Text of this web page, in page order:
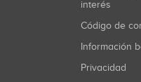
interés
Código de
Información
Privacidad